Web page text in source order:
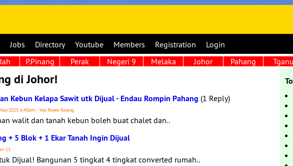
Jobs Directory Youtube Members Registration
Login
P.Pinang Perak Negeri 9 Melaka Johor Pahang Tganu
di Johor!
Kebun Kelapa Sawit utk Dijual - Endau Rompin Pahang (1 Reply)
2025 6:40am - Yeo Kwee Kwang
walit dan tanah kebun boleh buat chalet dan..
+ 5 Blok + 1 Ekar Tanah Ingin Dijual
11
Dijual! Bangunan 5 tingkat 4 tingkat converted rumah..